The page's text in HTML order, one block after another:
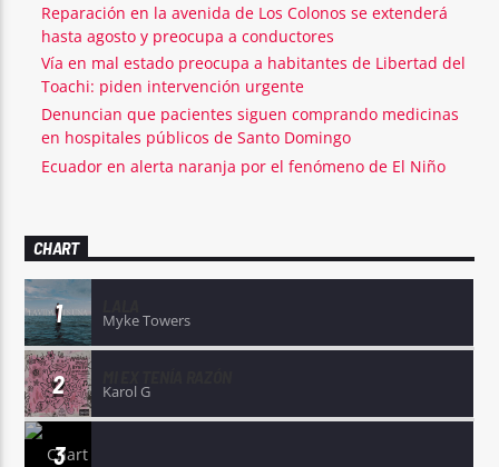
Reparación en la avenida de Los Colonos se extenderá
hasta agosto y preocupa a conductores
Vía en mal estado preocupa a habitantes de Libertad del
Toachi: piden intervención urgente
Denuncian que pacientes siguen comprando medicinas
en hospitales públicos de Santo Domingo
Ecuador en alerta naranja por el fenómeno de El Niño
CHART
1 Myke Towers
2 Karol G
3